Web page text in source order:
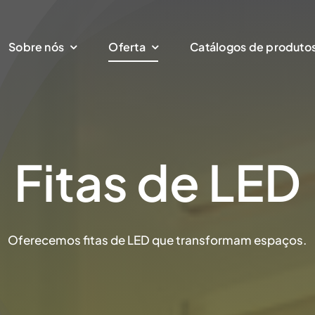
Sobre nós Oferta Catálogos de
Fitas de LED
Oferecemos fitas de LED que transformam espaços.